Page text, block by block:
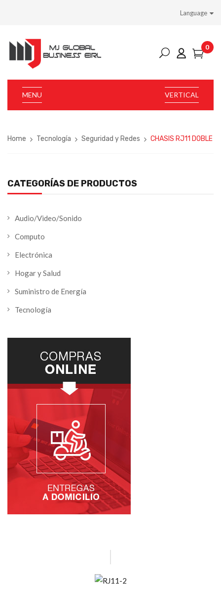
Language
0
VERTICAL
MENU
Home Tecnología Seguridad y Redes CHASIS RJ11 DOBLE
CATEGORÍAS DE PRODUCTOS
Audio/Video/Sonido
Computo
Electrónica
Hogar y Salud
Suministro de Energía
Tecnología